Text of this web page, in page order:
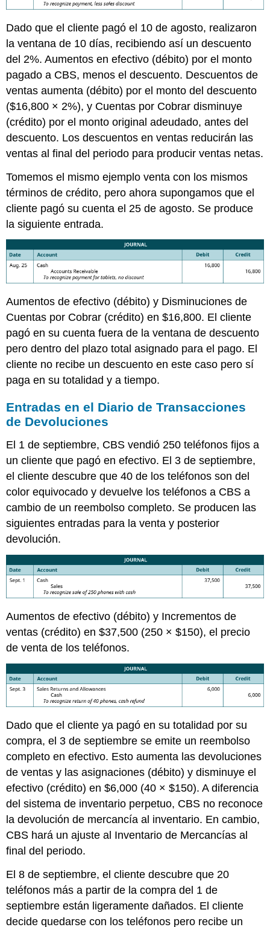
Dado que el cliente pagó el 10 de agosto, realizaron
la ventana de 10 días, recibiendo así un descuento
del 2%. Aumentos en efectivo (débito) por el monto
pagado a CBS, menos el descuento. Descuentos de
ventas aumenta (débito) por el monto del descuento
($16,800 × 2%), y Cuentas por Cobrar disminuye
(crédito) por el monto original adeudado, antes del
descuento. Los descuentos en ventas reducirán las
ventas al final del periodo para producir ventas netas.
Tomemos el mismo ejemplo venta con los mismos
términos de crédito, pero ahora supongamos que el
cliente pagó su cuenta el 25 de agosto. Se produce
la siguiente entrada.
Aumentos de efectivo (débito) y Disminuciones de
Cuentas por Cobrar (crédito) en $16,800. El cliente
pagó en su cuenta fuera de la ventana de descuento
pero dentro del plazo total asignado para el pago. El
cliente no recibe un descuento en este caso pero sí
paga en su totalidad y a tiempo.
Entradas en el Diario de Transacciones
de Devoluciones
El 1 de septiembre, CBS vendió 250 teléfonos fijos a
un cliente que pagó en efectivo. El 3 de septiembre,
el cliente descubre que 40 de los teléfonos son del
color equivocado y devuelve los teléfonos a CBS a
cambio de un reembolso completo. Se producen las
siguientes entradas para la venta y posterior
devolución.
Aumentos de efectivo (débito) y Incrementos de
ventas (crédito) en $37,500 (250 × $150), el precio
de venta de los teléfonos.
Dado que el cliente ya pagó en su totalidad por su
compra, el 3 de septiembre se emite un reembolso
completo en efectivo. Esto aumenta las devoluciones
de ventas y las asignaciones (débito) y disminuye el
efectivo (crédito) en $6,000 (40 × $150). A diferencia
del sistema de inventario perpetuo, CBS no reconoce
la devolución de mercancía al inventario. En cambio,
CBS hará un ajuste al Inventario de Mercancías al
final del periodo.
El 8 de septiembre, el cliente descubre que 20
teléfonos más a partir de la compra del 1 de
septiembre están ligeramente dañados. El cliente
decide quedarse con los teléfonos pero recibe un